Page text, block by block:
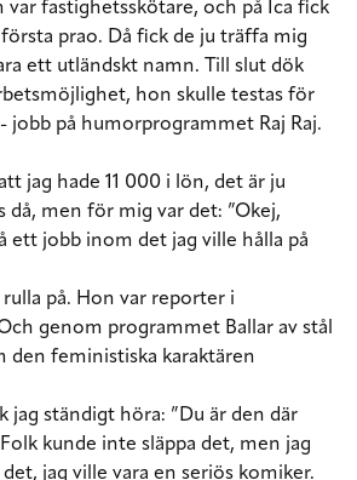
var fastighetsskötare, och på Ica fick
prao. Då fick de ju träffa mig
ett utländskt namn. Till slut dök
hon skulle testas för
jobb på humorprogrammet Raj Raj.
jag hade 11 000 i lön, det är ju
då, men för mig var det: ”Okej,
ett jobb inom det jag ville hålla på
på. Hon var reporter i
genom programmet Ballar av stål
den feministiska karaktären
jag ständigt höra: ”Du är den där
kunde inte släppa det, men jag
jag ville vara en seriös komiker.